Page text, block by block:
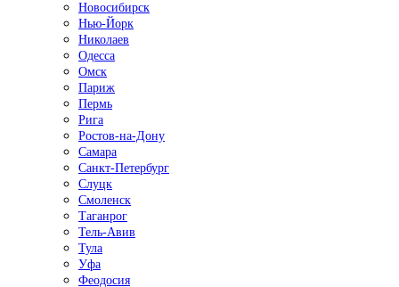
Новосибирск
Нью-Йорк
Николаев
Одесса
Омск
Париж
Пермь
Рига
Ростов-на-Дону
Самара
Санкт-Петербург
Слуцк
Смоленск
Таганрог
Тель-Авив
Тула
Уфа
Феодосия